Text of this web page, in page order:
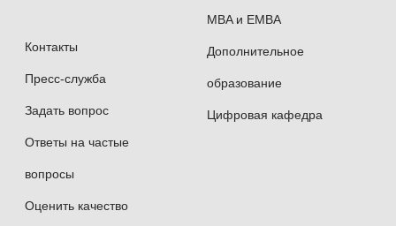
Контакты
Пресс-служба
Задать вопрос
Ответы на частые
вопросы
Оценить качество
MBA и EMBA
Дополнительное
образование
Цифровая кафедра